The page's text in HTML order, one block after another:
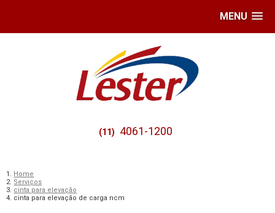
MENU
(11) 4061-1200
Home
Serviços
cinta para elevação
cinta para elevação de carga ncm